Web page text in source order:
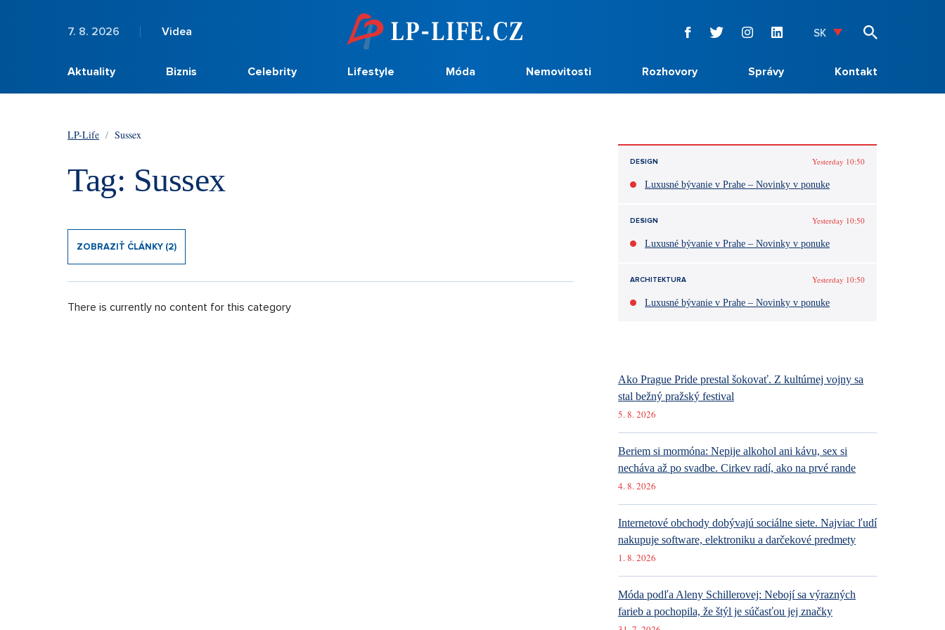
7. 8. 2026 Videa SK
Aktuality Biznis Celebrity Lifestyle Móda Nemovitosti Rozhovory Správy Kontakt
LP-Life / Sussex
Tag: Sussex
ZOBRAZIŤ ČLÁNKY (2)
There is currently no content for this category
DESIGN Yesterday 10:50
Luxusné bývanie v Prahe – Novinky v ponuke
DESIGN Yesterday 10:50
Luxusné bývanie v Prahe – Novinky v ponuke
ARCHITEKTURA Yesterday 10:50
Luxusné bývanie v Prahe – Novinky v ponuke
Ako Prague Pride prestal šokovať. Z kultúrnej vojny sa
stal bežný pražský festival
5. 8. 2026
Beriem si mormóna: Nepije alkohol ani kávu, sex si
necháva až po svadbe. Cirkev radí, ako na prvé rande
4. 8. 2026
Internetové obchody dobývajú sociálne siete. Najviac ľudí
nakupuje software, elektroniku a darčekové predmety
1. 8. 2026
Móda podľa Aleny Schillerovej: Nebojí sa výrazných
farieb a pochopila, že štýl je súčasťou jej značky